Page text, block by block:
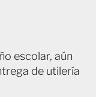
escolar, aún
de utilería